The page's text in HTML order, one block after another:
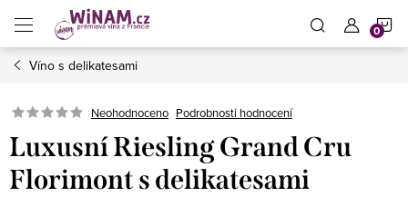
obsah
Víno s delikatesami
Neohodnoceno Podrobnosti hodnocení
Luxusní Riesling Grand Cru
Florimont s delikatesami